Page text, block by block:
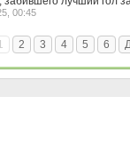
00:45
2 3 4 5 6